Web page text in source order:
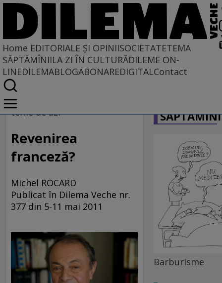
Home EDITORIALE ȘI OPINIISOCIETATETEMA
SĂPTĂMÎNIILA ZI ÎN CULTURĂDILEME ON-
LINEDILEMABLOGABONAREDIGITALContact
Home
EDITORIALE ȘI OPINII
teme de azi
Revenirea
franceză?
Michel ROCARD
Publicat în Dilema Veche nr.
377 din 5-11 mai 2011
Barburisme